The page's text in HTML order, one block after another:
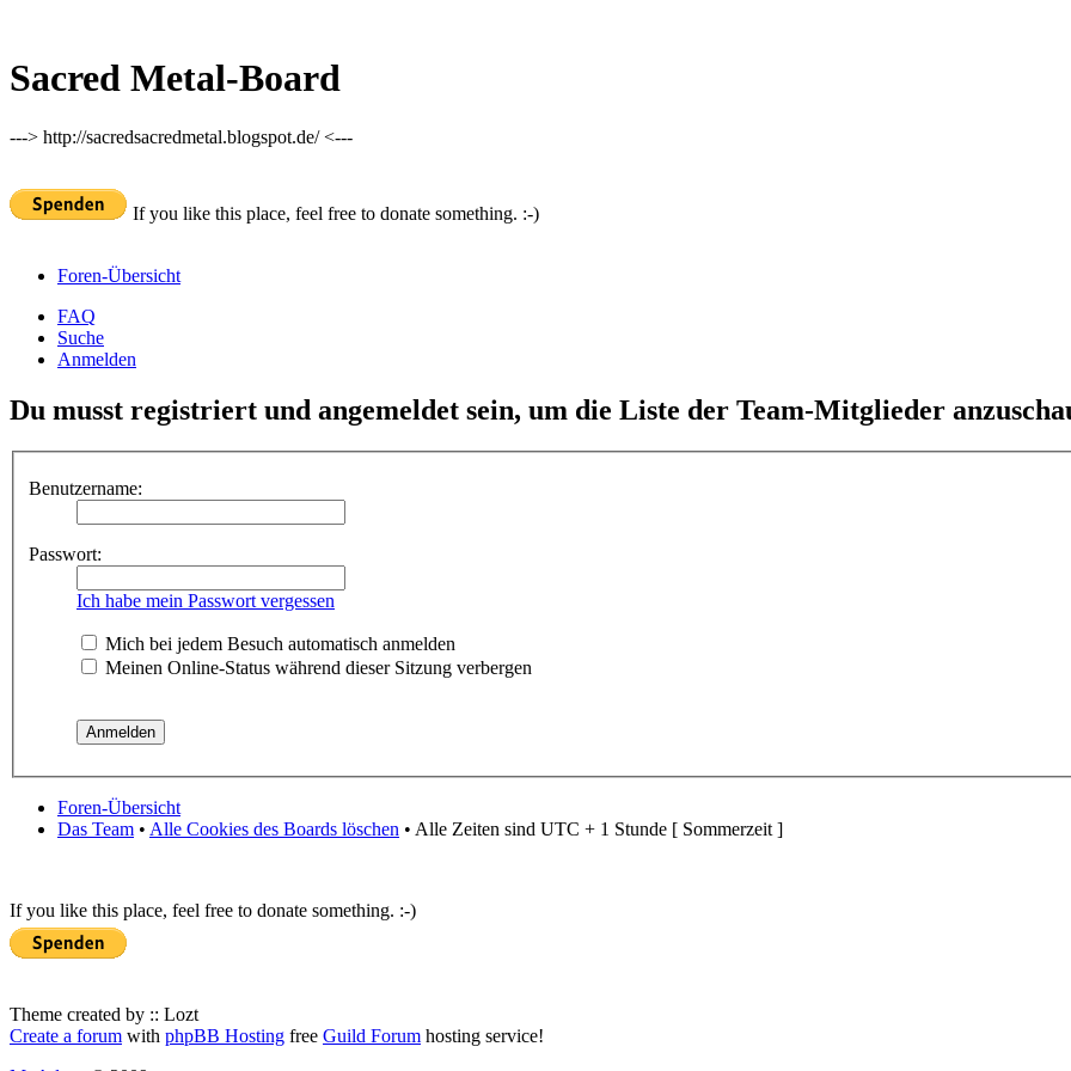
Sacred Metal-Board
---> http://sacredsacredmetal.blogspot.de/ <---
If you like this place, feel free to donate something. :-)
Foren-Übersicht
FAQ
Suche
Anmelden
Du musst registriert und angemeldet sein, um die Liste der Team-Mitglieder
Benutzername:
Passwort:
Ich habe mein Passwort vergessen
Mich bei jedem Besuch automatisch anmelden
Meinen Online-Status während dieser Sitzung verbergen
Foren-Übersicht
Das Team • Alle Cookies des Boards löschen • Alle Zeiten sind UTC + 1 Stunde [ Sommerzeit ]
If you like this place, feel free to donate something. :-)
Theme created by :: Lozt
Create a forum with phpBB Hosting free Guild Forum hosting service!